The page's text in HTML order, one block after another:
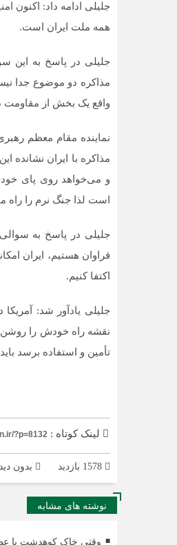
جلیلی ادامه داد: اکنون
همه ملت ایران است.
جلیلی در پاسخ به این
مذاکره دو موضوع جدا
واقع یک بخش از
نماینده مقام معظم
مذاکره با ایران نشانده
و می‌خواهد روی پای
است لذا جنگ نرم را راه
جلیلی در پاسخ به
فراوان هستیم، ایران
اکتفا کنیم.
نقشه راه خودش را روشن
تأمین و استفاده برسد
لینک کوتاه : ?p=8132
بدون
نوشته های مشابه
وقتی خاک کوهدشت با